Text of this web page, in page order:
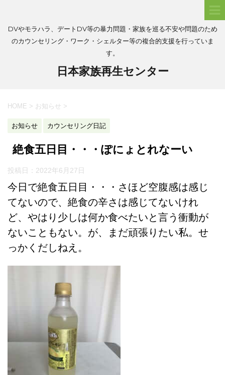
DVやモラハラ、デートDV等の暴力問題・家族を巡る不安や問題のため
のカウンセリング・ワーク・シェルター等の複合的支援を行っていま
す。
日本家族再生センター
HOME > お知らせ >
お知らせ カウンセリング日記
絶食五日目・・・ぽにょとれなーい
投稿日： 2022年6月27日
今日で絶食五日目・・・さほど空腹感は感じ
てないので、絶食の辛さは感じてないけれ
ど、やはり少しは何か食べたいと言う衝動が
ないこともない。が、まだ頑張りたい私。せ
っかくだしねえ。